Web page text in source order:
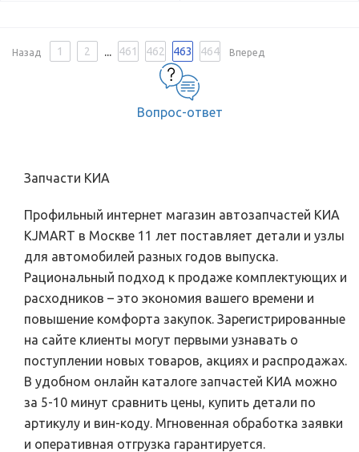
Назад 1 2 ... 461 462 463 464 Вперед
Вопрос-ответ
Запчасти КИА
Профильный интернет магазин автозапчастей КИА
KJMART в Москве 11 лет поставляет детали и узлы
для автомобилей разных годов выпуска.
Рациональный подход к продаже комплектующих и
расходников – это экономия вашего времени и
повышение комфорта закупок. Зарегистрированные
на сайте клиенты могут первыми узнавать о
поступлении новых товаров, акциях и распродажах.
В удобном онлайн каталоге запчастей КИА можно
за 5-10 минут сравнить цены, купить детали по
артикулу и вин-коду. Мгновенная обработка заявки
и оперативная отгрузка гарантируется.